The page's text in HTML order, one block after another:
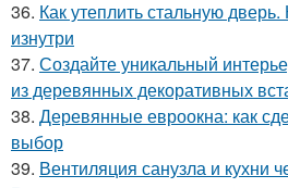
36. Как утеплить стальную дверь.
изнутри
37. Создайте уникальный
из деревянных декоративных
38. Деревянные евроокна: как
выбор
39. Вентиляция санузла и кухни